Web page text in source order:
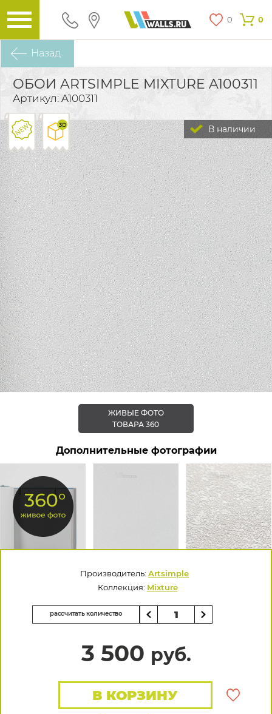
0 0
Назад
ОБОИ ARTSIMPLE MIXTURE A100311
Артикул: A100311
В наличии
ЖИВЫЕ ФОТО
ТОВАРА 360
Дополнительные фотографии
Производитель: Artsimple
Коллекция: Mixture
рассчитать количество
3 500 руб.
В КОРЗИНУ